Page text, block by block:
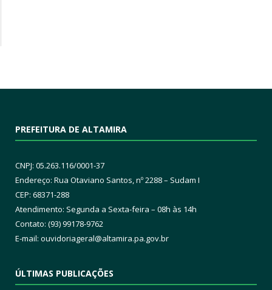
PREFEITURA DE ALTAMIRA
CNPJ: 05.263.116/0001-37
Endereço: Rua Otaviano Santos, nº 2288 – Sudam I
CEP: 68371-288
Atendimento: Segunda a Sexta-feira – 08h às 14h
Contato: (93) 99178-9762
E-mail: ouvidoriageral@altamira.pa.gov.br
ÚLTIMAS PUBLICAÇÕES